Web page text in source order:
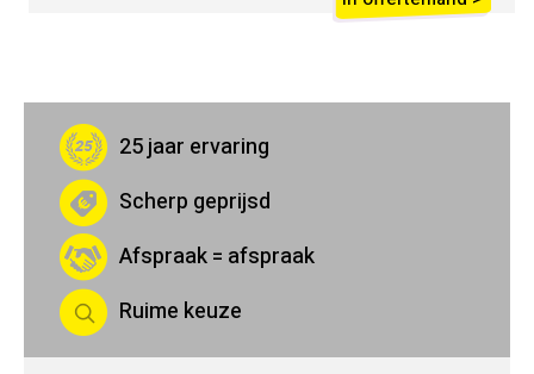
25 jaar ervaring
Scherp geprijsd
Afspraak = afspraak
Ruime keuze